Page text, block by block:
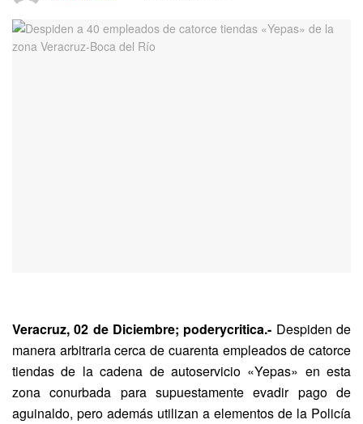
Veracruz, 02 de Diciembre; poderycritica.- Despiden de
manera arbitraria cerca de cuarenta empleados de catorce
tiendas de la cadena de autoservicio «Yepas» en esta
zona conurbada para supuestamente evadir pago de
aguinaldo, pero además utilizan a elementos de la Policía